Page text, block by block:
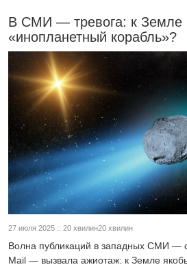
В СМИ — тревога: к Земле
«инопланетный корабль»?
27 июля 2025 :: 20 хвилин20 хвилин
Волна публикаций в западных СМИ —
Mail — вызвала ажиотаж: к Земле